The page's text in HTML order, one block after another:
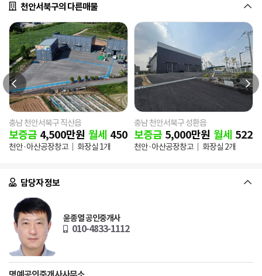
천안서북구의 다른매물
만원
충남 천안서북구 직산읍
보증금 4,500만원 월세 450 만원
천안·아산공장창고 화장실 1개
충남 천안서북구 성환읍
보증금 5,000만원 월세 522
천안·아산공장창고 화장실 2개
담당자 정보
윤종열 공인중개사
010-4833-1112